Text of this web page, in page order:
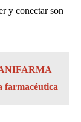
y conectar son
farmacéutica